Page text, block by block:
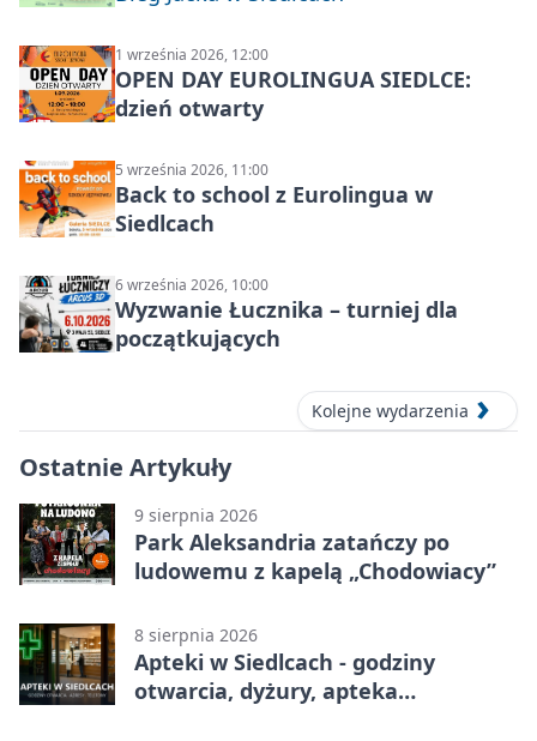
1 września 2026, 12:00
OPEN DAY EUROLINGUA SIEDLCE:
dzień otwarty
5 września 2026, 11:00
Back to school z Eurolingua w
Siedlcach
6 września 2026, 10:00
Wyzwanie Łucznika – turniej dla
początkujących
Kolejne wydarzenia
Ostatnie Artykuły
9 sierpnia 2026
Park Aleksandria zatańczy po
ludowemu z kapelą „Chodowiacy”
8 sierpnia 2026
Apteki w Siedlcach - godziny
otwarcia, dyżury, apteka